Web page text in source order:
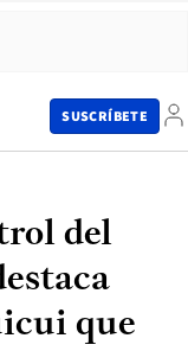
SUSCRÍBETE
del
que